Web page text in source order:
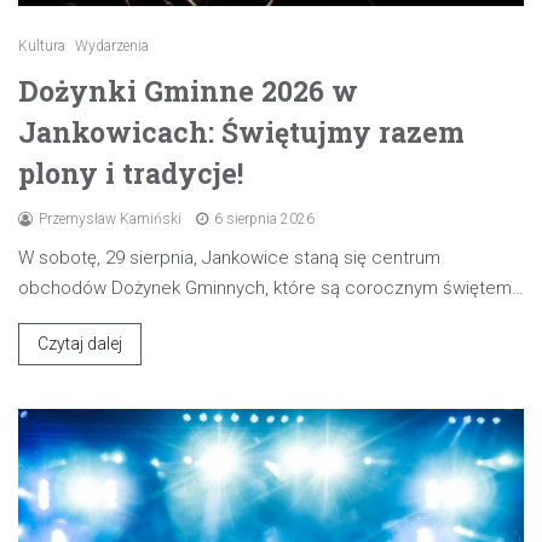
Kultura Wydarzenia
Dożynki Gminne 2026 w
Jankowicach: Świętujmy razem
plony i tradycje!
Przemysław Kamiński 6 sierpnia 2026
W sobotę, 29 sierpnia, Jankowice staną się centrum
obchodów Dożynek Gminnych, które są corocznym świętem…
Czytaj dalej